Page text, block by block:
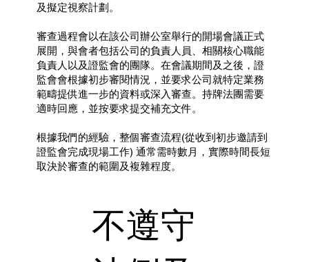
及擬定視察計劃。
審查過程會以在該公司辦公室舉行的開場會議正式
展開，與會者包括公司的負責人員、相關核心職能
負責人以及證監會的團隊。在會議期間及之後，證
監會會根據初步審閱情況，並要求公司就特定業務
範疇提供進一步的資料或深入審查。持牌法團需要
適時回應，並按要求提交補充文件。
根據我們的經驗，整個審查流程(從收到初步邀請到
證監會完成現場工作) 通常需時數月，實際時間長短
取決於審查的範圍及複雜程度。
不遵守